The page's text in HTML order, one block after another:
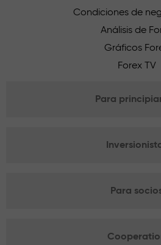
Condiciones de
Análisis de
Gráficos
Forex TV
Para
Para